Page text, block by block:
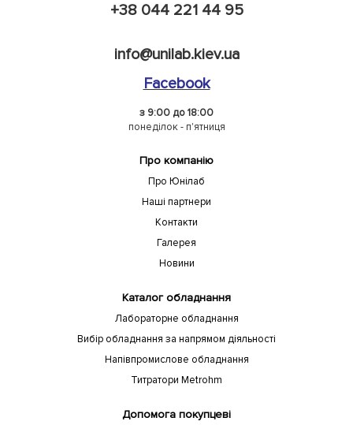
+38 044 221 44 95
info@unilab.kiev.ua
Facebook
з 9:00 до 18:00
понеділок - п'ятниця
Про компанію
Про Юнілаб
Наші партнери
Контакти
Галерея
Новини
Каталог обладнання
Лабораторне обладнання
Вибір обладнання за напрямом діяльності
Напівпромислове обладнання
Титратори Metrohm
Допомога покупцеві